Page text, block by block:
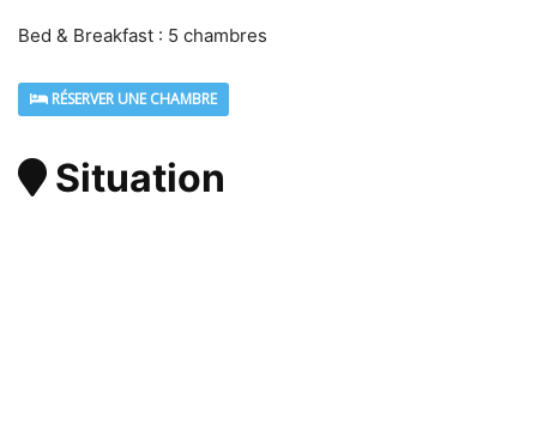
Bed & Breakfast : 5 chambres
RÉSERVER UNE CHAMBRE
Situation